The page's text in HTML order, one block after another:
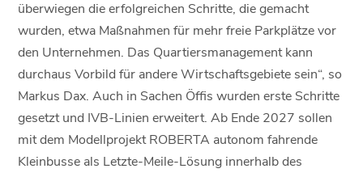
überwiegen die erfolgreichen Schritte, die gemacht
wurden, etwa Maßnahmen für mehr freie Parkplätze vor
den Unternehmen. Das Quartiersmanagement kann
durchaus Vorbild für andere Wirtschaftsgebiete sein“, so
Markus Dax. Auch in Sachen Öffis wurden erste Schritte
gesetzt und IVB-Linien erweitert. Ab Ende 2027 sollen
mit dem Modellprojekt ROBERTA autonom fahrende
Kleinbusse als Letzte-Meile-Lösung innerhalb des